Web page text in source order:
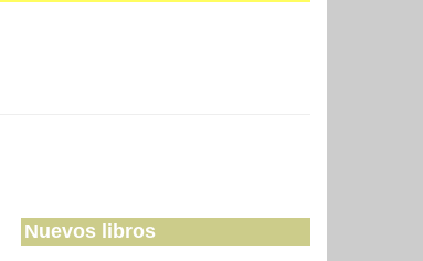
Nuevos libros